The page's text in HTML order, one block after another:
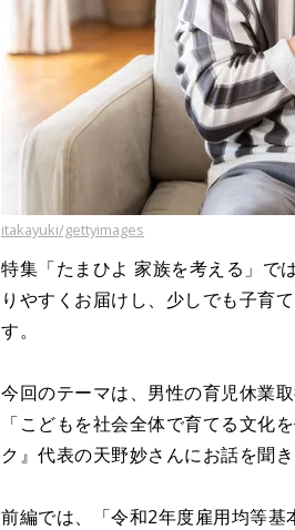
itakayuki/gettyimages
特集「たまひよ 家族を考える」で
りやすくお届けし、少しでも子育
す。
今回のテーマは、男性の育児休業取
「こどもを社会全体で育てる文化
ク』代表の天野妙さんにお話を聞き
前編では、「令和2年度雇用均等